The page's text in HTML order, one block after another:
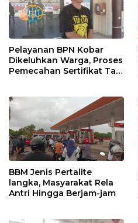
Pelayanan BPN Kobar
Dikeluhkan Warga, Proses
Pemecahan Sertifikat Tak
BBM Jenis Pertalite
langka, Masyarakat Rela
Antri Hingga Berjam-jam